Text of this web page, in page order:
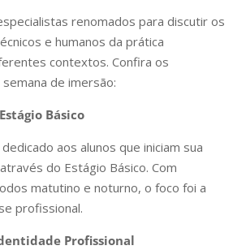
renomados para discutir os
e humanos da prática
contextos. Confira os
de imersão:
Básico
aos alunos que iniciam sua
do Estágio Básico. Com
matutino e noturno, o foco foi a
profissional.
Profissional